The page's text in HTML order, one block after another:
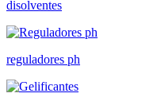
disolventes
reguladores ph